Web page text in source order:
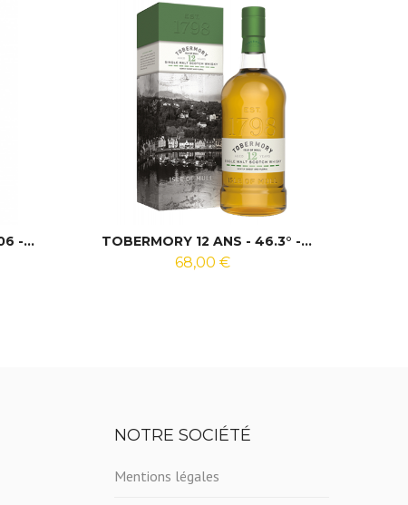
-... TOBERMORY 12 ANS - 46.3° -...
68,00 €
NOTRE SOCIÉTÉ
Mentions légales